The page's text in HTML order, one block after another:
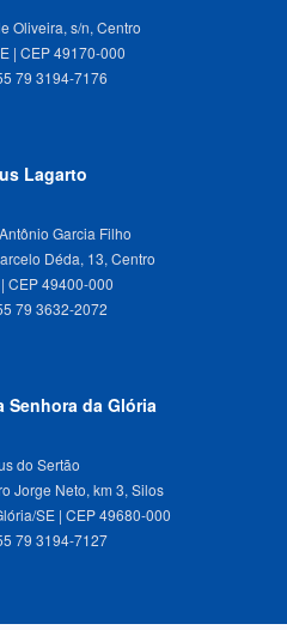
Oliveira, s/n, Centro
| CEP 49170-000
Lagarto
Garcia Filho
Déda, 13, Centro
CEP 49400-000
Senhora da Glória
do Sertão
Jorge Neto, km 3, Silos
SE | CEP 49680-000
Contato +55 79 3194-7127